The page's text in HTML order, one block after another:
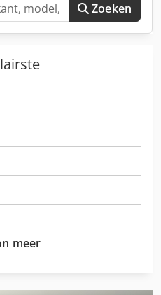
Zoeken
meer